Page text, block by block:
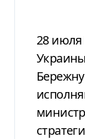
28 июля Кабинет Министров